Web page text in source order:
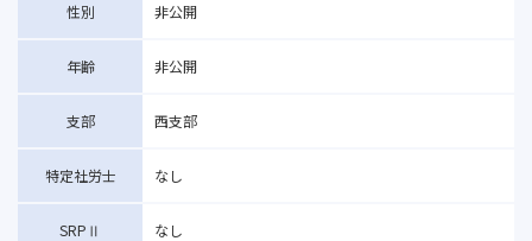
性別 非公開
年齢 非公開
支部 西支部
特定社労士 なし
SRPⅡ なし